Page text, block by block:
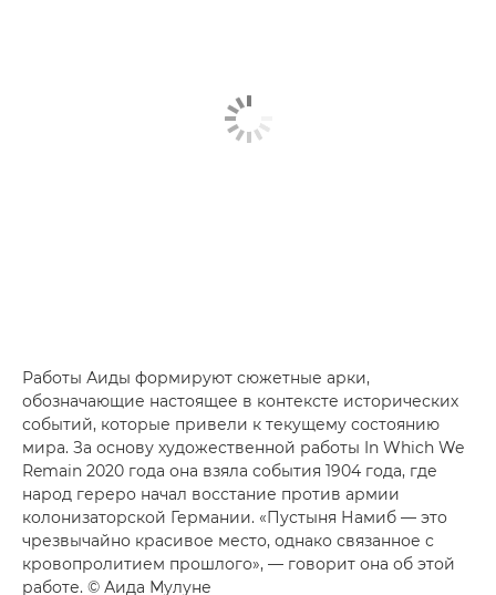
Работы Аиды формируют сюжетные арки,
обозначающие настоящее в контексте исторических
событий, которые привели к текущему состоянию
мира. За основу художественной работы In Which We
Remain 2020 года она взяла события 1904 года, где
народ гереро начал восстание против армии
колонизаторской Германии. «Пустыня Намиб — это
чрезвычайно красивое место, однако связанное с
кровопролитием прошлого», — говорит она об этой
работе. © Аида Мулуне